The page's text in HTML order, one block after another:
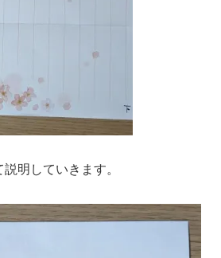
明していきます。